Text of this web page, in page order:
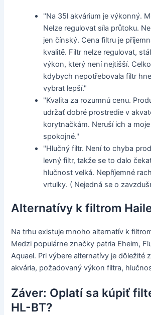
"Na 35l akvárium je výkonný.
Nelze regulovat síla průtoku.
jen čínský. Cena filtru je
kvalitě. Filtr nelze regulovat,
výkon, který není nejtišší.
kdybych nepotřebovala filtr
vybrat lepší."
"Kvalita za rozumnú cenu.
udržať dobré prostredie v
korytnačkám. Neruší ich a
spokojné."
"Hlučný filtr. Není to chyba
levný filtr, takže se to dalo
hlučnost velká. Nepříjemné
vrtulky. ( Nejedná se o
Alternatívy k filtrom
Na trhu existuje mnoho alternatív k
Medzi populárne značky patria Eheim,
Aquael. Pri výbere alternatívy je dôležité
akvária, požadovaný výkon filtra,
Záver: Oplatí sa kúpiť
HL-BT?